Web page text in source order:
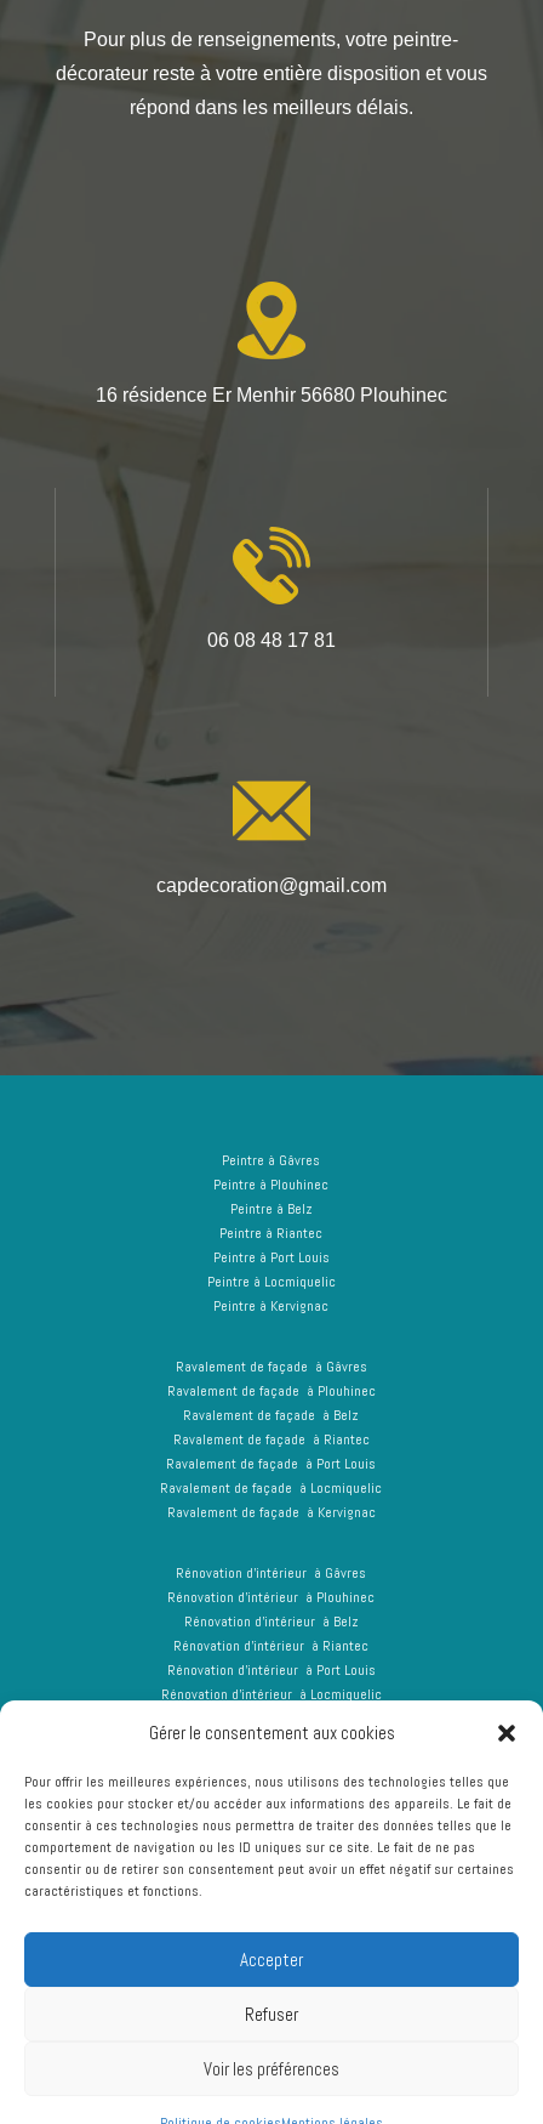
Gérer le consentement aux cookies
Pour offrir les meilleures expériences, nous utilisons des technologies telles que
les cookies pour stocker et/ou accéder aux informations des appareils. Le fait de
consentir à ces technologies nous permettra de traiter des données telles que le
comportement de navigation ou les ID uniques sur ce site. Le fait de ne pas
consentir ou de retirer son consentement peut avoir un effet négatif sur certaines
caractéristiques et fonctions.
Accepter
Refuser
Voir les préférences
Pour plus de renseignements, votre peintre-
décorateur reste à votre entière disposition et vous
répond dans les meilleurs délais.
16 résidence Er Menhir 56680 Plouhinec
06 08 48 17 81
capdecoration@gmail.com
Peintre à Gâvres
Peintre à Plouhinec
Peintre à Belz
Peintre à Riantec
Peintre à Port Louis
Peintre à Locmiquelic
Peintre à Kervignac
Ravalement de façade à Gâvres
Ravalement de façade à Plouhinec
Ravalement de façade à Belz
Ravalement de façade à Riantec
Ravalement de façade à Port Louis
Ravalement de façade à Locmiquelic
Ravalement de façade à Kervignac
Rénovation d’intérieur à Gâvres
Rénovation d’intérieur à Plouhinec
Rénovation d’intérieur à Belz
Rénovation d’intérieur à Riantec
Rénovation d’intérieur à Port Louis
Rénovation d’intérieur à Locmiquelic